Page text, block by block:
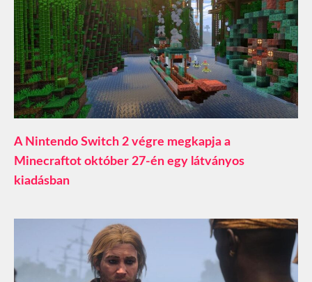
A Nintendo Switch 2 végre megkapja a
Minecraftot október 27-én egy látványos
kiadásban